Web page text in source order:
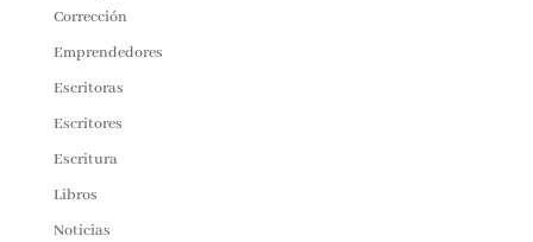
Corrección
Emprendedores
Escritoras
Escritores
Escritura
Libros
Noticias